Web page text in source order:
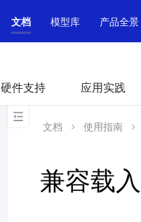
文档 模型库 产品全景
硬件支持 应用实践
文档 使用指南
兼容载